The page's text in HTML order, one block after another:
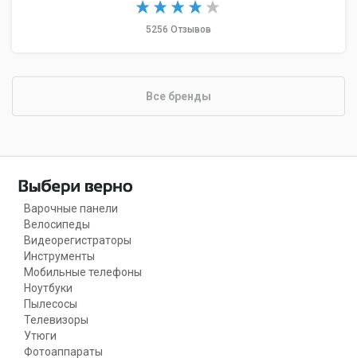
5256 Отзывов
Все бренды
Варочные панели
Велосипеды
Видеорегистраторы
Инструменты
Мобильные телефоны
Ноутбуки
Пылесосы
Телевизоры
Утюги
Фотоаппараты